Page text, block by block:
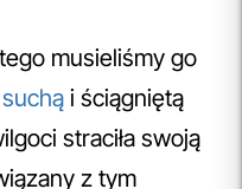
musieliśmy go
suchą i ściągniętą
straciła swoją
z tym